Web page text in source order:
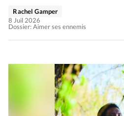
Dossier: Aimer ses ennemis
Rachel Gamper
8 Juil 2026